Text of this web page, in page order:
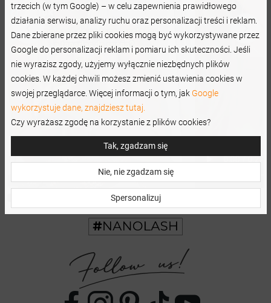
trzecich (w tym Google) – w celu zapewnienia prawidłowego
działania serwisu, analizy ruchu oraz personalizacji treści i reklam.
Dane zbierane przez pliki cookies mogą być wykorzystywane przez
Google do personalizacji reklam i pomiaru ich skuteczności. Jeśli
nie wyrazisz zgody, użyjemy wyłącznie niezbędnych plików
cookies. W każdej chwili możesz zmienić ustawienia cookies w
swojej przeglądarce. Więcej informacji o tym, jak Google
wykorzystuje dane, znajdziesz tutaj.
Czy wyrażasz zgodę na korzystanie z plików cookies?
Tak, zgadzam się
Nie, nie zgadzam się
Spersonalizuj